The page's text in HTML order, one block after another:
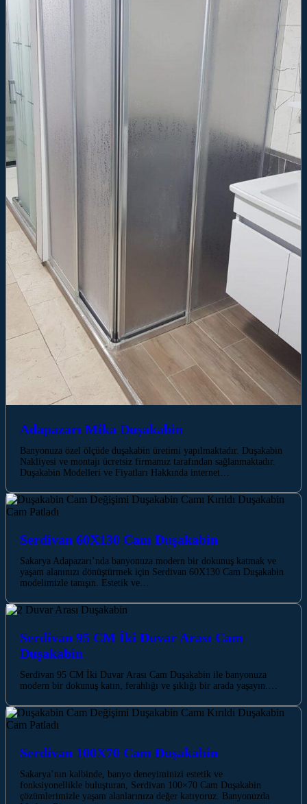
Adapazarı Mika Duşakabin
Banyonuza özel ölçüde duşakabin üretimi yapılmaktadır. Duşakabin
Nakliyesi ve montajı ücretsiz firmamız tarafından sağlanmaktadır.
Duşakabin Modelleri ve Fiyatları Hakkında internet…
Serdivan 60X130 Cam Duşakabin
Sakarya Adapazarı’nda banyonuza modern bir dokunuş katmak ve
yaşam alanınızı dönüştürmek için Serdivan 60X130 Cam Duşakabin
modelimizle tanışın. Estetik ve…
Serdivan 95 CM İki Duvar Arası Cam
Duşakabin
Serdivan 95 CM İki Duvar Arası Cam Duşakabin ile banyonuza
modern bir dokunuş katın, ferahlığı ve şıklığı bir arada yaşayın.…
Serdivan 100X70 Cam Duşakabin
Sakarya’nın kalbinde, banyo deneyiminizi estetik ve
fonksiyonellikle buluşturan, Serdivan 100×70 Cam Duşakabin
çözümlerimizle yaşam alanlarınıza değer katıyoruz. Banyonuzda